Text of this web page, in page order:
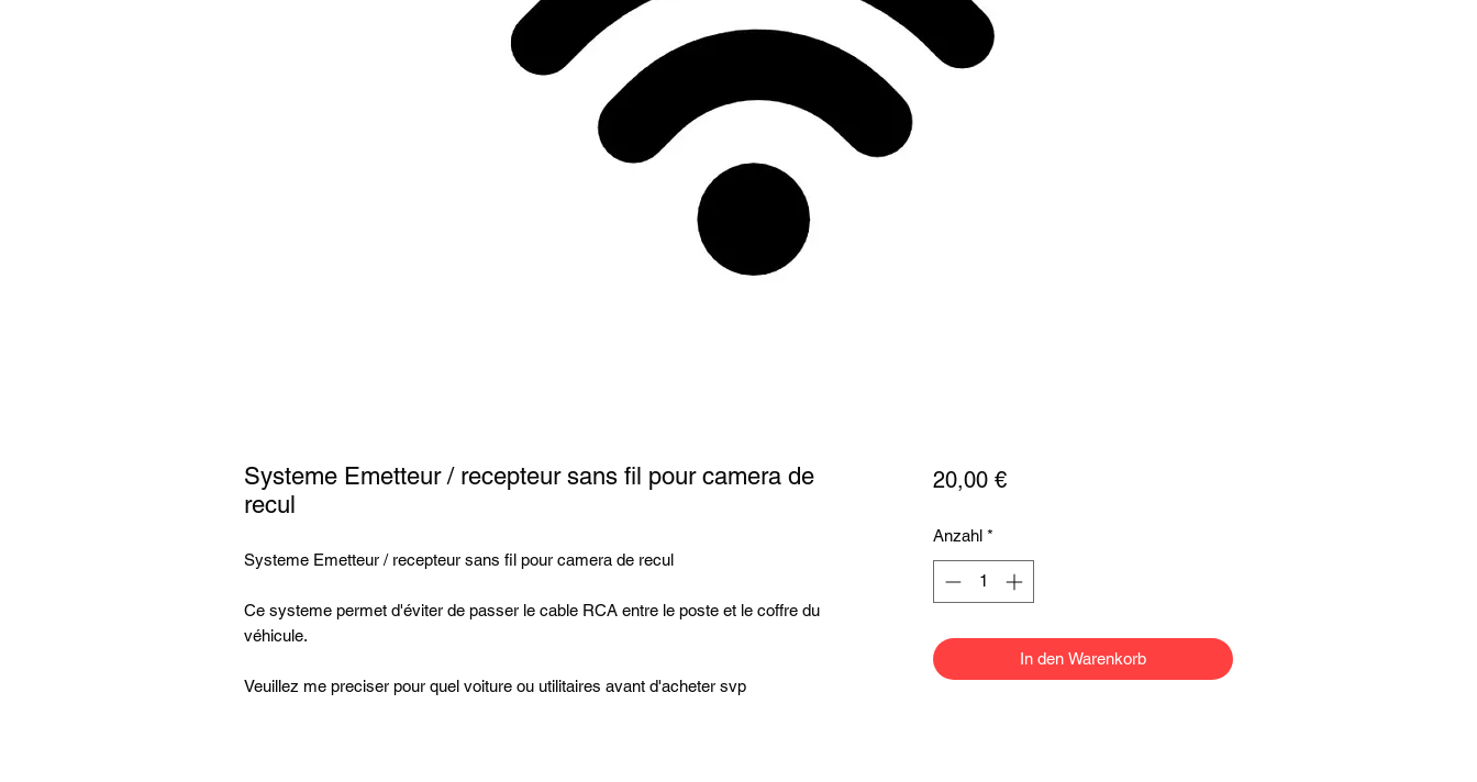
Systeme Emetteur / recepteur sans fil pour camera de
recul
Systeme Emetteur / recepteur sans fil pour camera de recul
Ce systeme permet d'éviter de passer le cable RCA entre le poste et le coffre du
véhicule.
Veuillez me preciser pour quel voiture ou utilitaires avant d'acheter svp
20,00 €Preis
Anzahl *
In den Warenkorb